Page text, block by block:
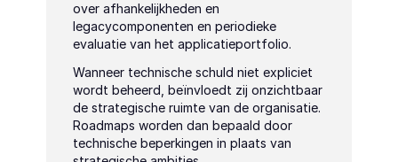
over afhankelijkheden en
legacycomponenten en periodieke
evaluatie van het applicatieportfolio.
Wanneer technische schuld niet expliciet
wordt beheerd, beïnvloedt zij onzichtbaar
de strategische ruimte van de organisatie.
Roadmaps worden dan bepaald door
technische beperkingen in plaats van